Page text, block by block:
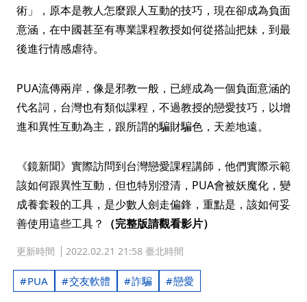
術」，原本是教人怎麼跟人互動的技巧，現在卻成為負面
意涵，在中國甚至有專業課程教授如何從搭訕把妹，到最
後進行情感虐待。
PUA流傳兩岸，像是邪教一般，已經成為一個負面意涵的
代名詞，台灣也有類似課程，不過教授的戀愛技巧，以增
進和異性互動為主，跟所謂的騙財騙色，天差地遠。
《鏡新聞》實際訪問到台灣戀愛課程講師，他們實際示範
該如何跟異性互動，但也特別澄清，PUA會被妖魔化，變
成養套殺的工具，是少數人劍走偏鋒，重點是，該如何妥
善使用這些工具？
（完整版請觀看影片）
更新時間 2022.02.21 21:58 臺北時間
PUA 交友軟體 詐騙 戀愛